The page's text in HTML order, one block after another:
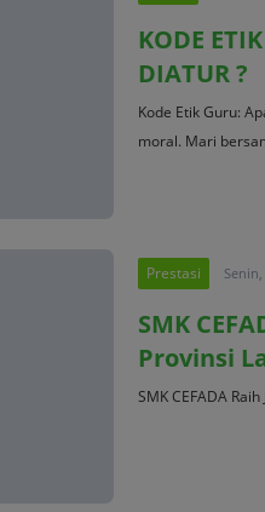
KODE
DIATUR ?
Kode Etik Guru:
moral. Mari
Prestasi
SMK
Provinsi
SMK CEFADA